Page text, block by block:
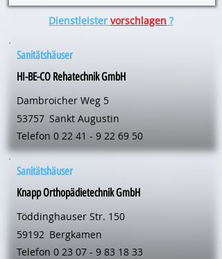
Dienstleister vorschlagen ?
Sanitätshäuser
HI-BE-CO Rehatechnik GmbH
Dambroicher Weg 5
53757 Sankt Augustin
Telefon 0 22 41 - 9 22 69 50
Sanitätshäuser
Knapp Orthopädietechnik GmbH
Töddinghauser Str. 150
59192 Bergkamen
Telefon 0 23 07 - 9 83 18 33